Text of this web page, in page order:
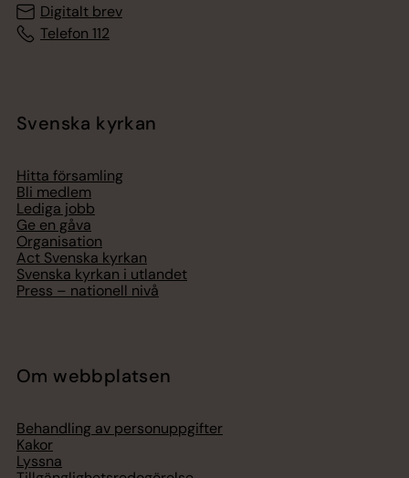
Digitalt brev
Telefon 112
Svenska kyrkan
Hitta församling
Bli medlem
Lediga jobb
Ge en gåva
Organisation
Act Svenska kyrkan
Svenska kyrkan i utlandet
Press – nationell nivå
Om webbplatsen
Behandling av personuppgifter
Kakor
Lyssna